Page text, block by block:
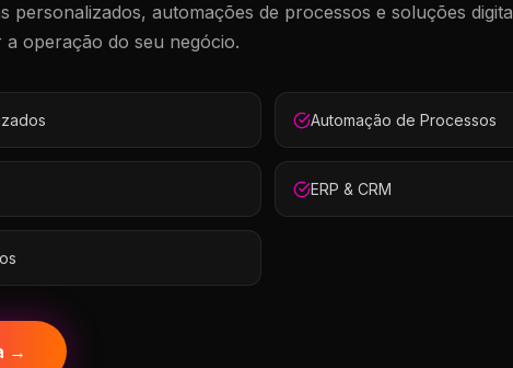
personalizados, automações de processos e soluções
operação do seu negócio.
Automação de Processos
ERP & CRM
→